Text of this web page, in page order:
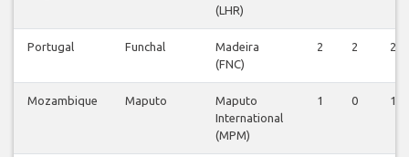
(LHR)
Portugal Funchal
Madeira
(FNC)
2 2 2
Mozambique Maputo
Maputo
International
(MPM)
1 0 1